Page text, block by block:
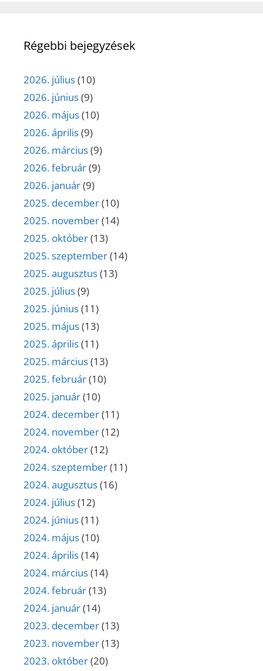
Régebbi bejegyzések
2026. július(10)
2026. június(9)
2026. május(10)
2026. április(9)
2026. március(9)
2026. február(9)
2026. január(9)
2025. december(10)
2025. november(14)
2025. október(13)
2025. szeptember(14)
2025. augusztus(13)
2025. július(9)
2025. június(11)
2025. május(13)
2025. április(11)
2025. március(13)
2025. február(10)
2025. január(10)
2024. december(11)
2024. november(12)
2024. október(12)
2024. szeptember(11)
2024. augusztus(16)
2024. július(12)
2024. június(11)
2024. május(10)
2024. április(14)
2024. március(14)
2024. február(13)
2024. január(14)
2023. december(13)
2023. november(13)
2023. október(20)